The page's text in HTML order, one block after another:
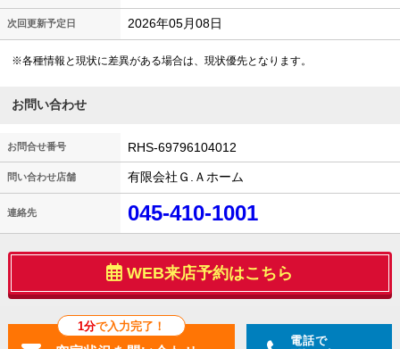
次回更新予定日 2026年05月08日
※各種情報と現状に差異がある場合は、現状優先となります。
お問い合わせ
お問合せ番号 RHS-69796104012
問い合わせ店舗 有限会社Ｇ.Ａホーム
連絡先 045-410-1001
WEB来店予約はこちら
1分で入力完了！
電話で